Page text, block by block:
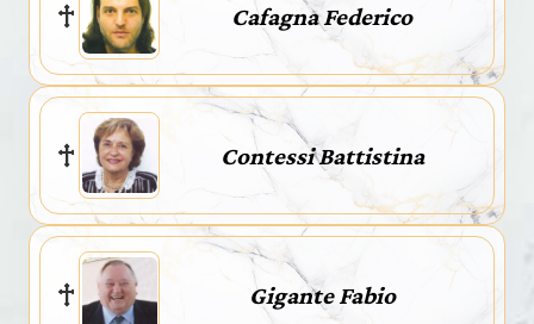
Cafagna Federico
Contessi Battistina
Gigante Fabio